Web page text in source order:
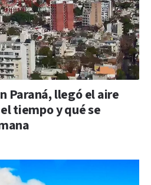
Paraná, llegó el aire
tiempo y qué se